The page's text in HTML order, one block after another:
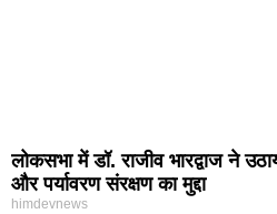
लोकसभा में डॉ. राजीव भारद्वाज ने
और पर्यावरण संरक्षण का मुद्दा
himdevnews